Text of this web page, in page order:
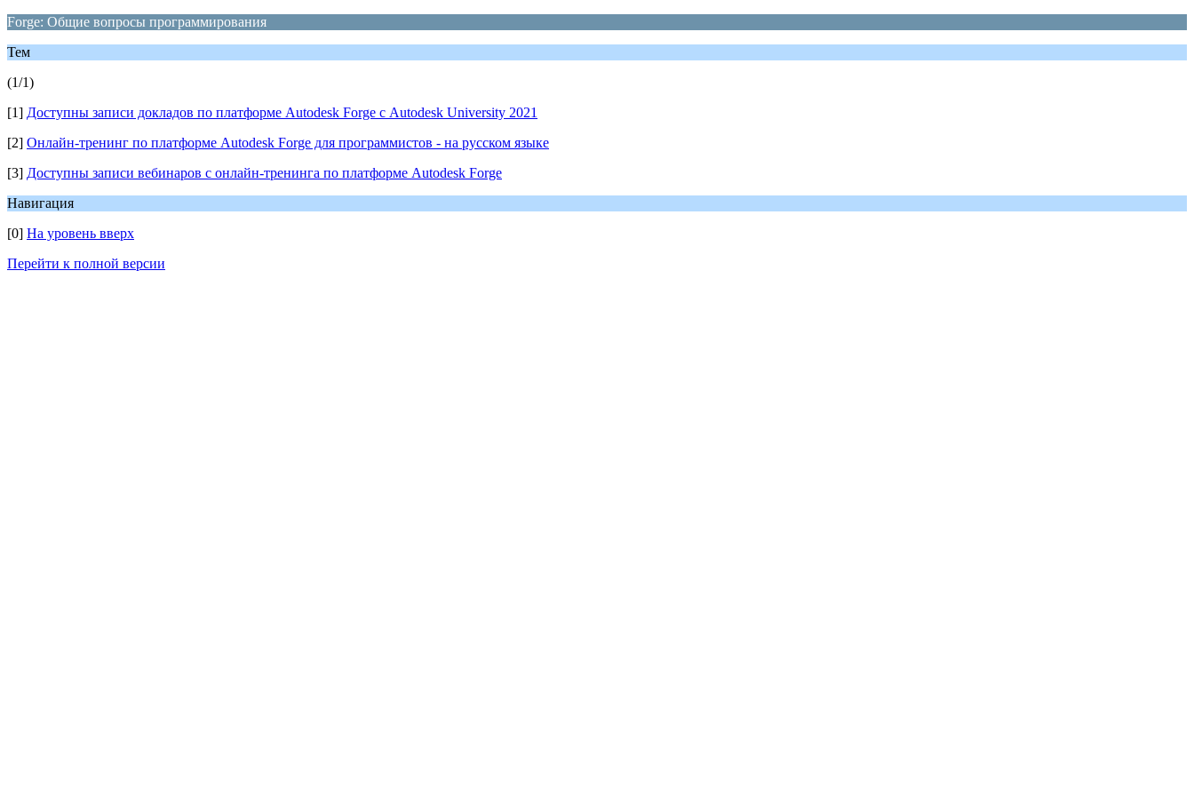
Forge: Общие вопросы программирования
Тем
(1/1)
[1] Доступны записи докладов по платформе Autodesk Forge с Autodesk University 2021
[2] Онлайн-тренинг по платформе Autodesk Forge для программистов - на русском языке
[3] Доступны записи вебинаров с онлайн-тренинга по платформе Autodesk Forge
Навигация
[0] На уровень вверх
Перейти к полной версии